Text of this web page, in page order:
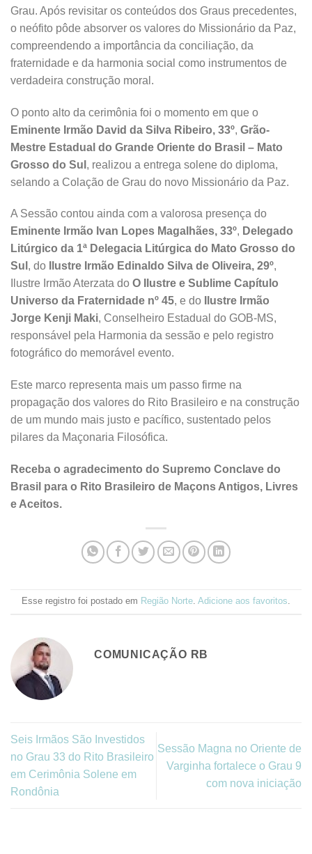
Grau. Após revisitar os conteúdos dos Graus precedentes,
o neófito pôde absorver os valores do Missionário da Paz,
compreendendo a importância da conciliação, da
fraternidade e da harmonia social como instrumentos de
verdadeira construção moral.
O ponto alto da cerimônia foi o momento em que o
Eminente Irmão David da Silva Ribeiro, 33º, Grão-
Mestre Estadual do Grande Oriente do Brasil – Mato
Grosso do Sul , realizou a entrega solene do diploma,
selando a Colação de Grau do novo Missionário da Paz.
A Sessão contou ainda com a valorosa presença do
Eminente Irmão Ivan Lopes Magalhães, 33º, Delegado
Litúrgico da 1ª Delegacia Litúrgica do Mato Grosso do
Sul , do Ilustre Irmão Edinaldo Silva de Oliveira, 29º,
Ilustre Irmão Aterzata do O Ilustre e Sublime Capítulo
Universo da Fraternidade nº 45, e do
Ilustre Irmão
Jorge Kenji Maki, Conselheiro Estadual do GOB-MS,
responsável pela Harmonia da sessão e pelo registro
fotográfico do memorável evento.
Este marco representa mais um passo firme na
propagação dos valores do Rito Brasileiro e na construção
de um mundo mais justo e pacífico, sustentado pelos
pilares da Maçonaria Filosófica.
Receba o agradecimento do Supremo Conclave do
Brasil para o Rito Brasileiro de Maçons Antigos, Livres
e Aceitos.
Esse registro foi postado em Região Norte. Adicione aos favoritos.
COMUNICAÇÃO RB
Seis Irmãos São Investidos
no Grau 33 do Rito Brasileiro
em Cerimônia Solene em
Rondônia
Sessão Magna no Oriente de
Varginha fortalece o Grau 9
com nova iniciação